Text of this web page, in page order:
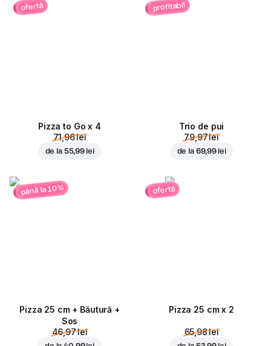
ofertă
Pizza to Go x 4
71,96 lei
de la 55,99 lei
profitabil
Trio de pui
79,97 lei
de la 69,99 lei
până la 10%
Pizza 25 cm + Băutură +
Sos
46,97 lei
ofertă
Pizza 25 cm x 2
65,98 lei